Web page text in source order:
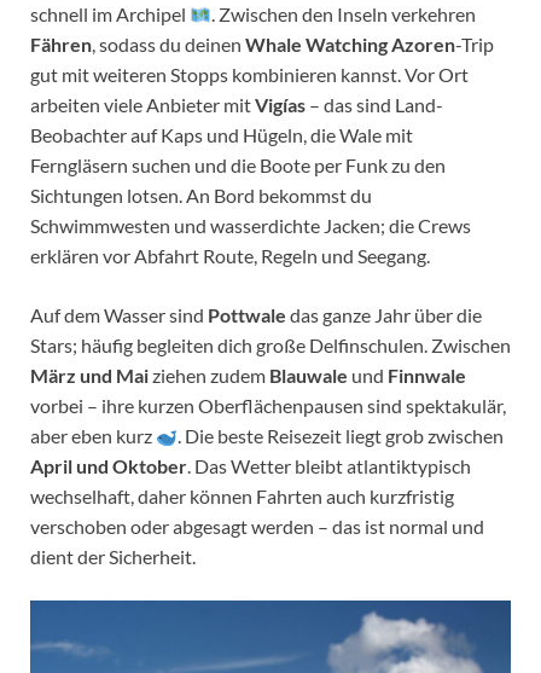
schnell im Archipel
. Zwischen den Inseln verkehren
Fähren, sodass du deinen Whale Watching Azoren-Trip
gut mit weiteren Stopps kombinieren kannst. Vor Ort
arbeiten viele Anbieter mitVigías – das sind Land-
Beobachter auf Kaps und Hügeln, die Wale mit
Ferngläsern suchen und die Boote per Funk zu den
Sichtungen lotsen. An Bord bekommst du
Schwimmwesten und wasserdichte Jacken; die Crews
erklären vor Abfahrt Route, Regeln und Seegang.
Auf dem Wasser sind Pottwale das ganze Jahr über die
Stars; häufig begleiten dich große Delfinschulen. Zwischen
März und Maiziehen zudem Blauwale und Finnwale
vorbei – ihre kurzen Oberflächenpausen sind spektakulär,
aber eben kurz
. Die beste Reisezeit liegt grob zwischen
April und Oktober. Das Wetter bleibt atlantiktypisch
wechselhaft, daher können Fahrten auch kurzfristig
verschoben oder abgesagt werden – das ist normal und
dient der Sicherheit.